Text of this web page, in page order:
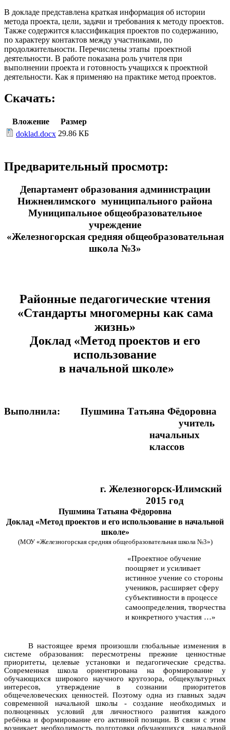
В докладе представлена краткая информация об истории
метода проекта, цели, задачи и требования к методу проектов.
Также содержится классификация проектов по содержанию,
по характеру контактов между участниками, по
продолжительности. Перечислены этапы проектной
деятельности. В работе показана роль учителя при
выполнении проекта и готовность учащихся к проектной
деятельности. Как я применяю на практике метод проектов.
Скачать:
Вложение
Размер
doklad.docx 29.86 КБ
Предварительный просмотр:
Департамент образования администрации
Нижнеилимского муниципального района
Муниципальное общеобразовательное
учреждение
«Железногорская средняя общеобразовательная
школа №3»
Районные педагогические чтения
«Стандарты многомерны как сама
жизнь»
Доклад «Метод проектов и его
использование
в начальной школе»
Выполнила: Пушмина Татьяна Фёдоровна
учитель
начальных
классов
г. Железногорск-Илимский
2015 год
Пушмина Татьяна Фёдоровна
Доклад «Метод проектов и его использование в начальной
школе»
(МОУ «Железногорская средняя общеобразовательная школа №3»)
«Проектное обучение
поощряет и усиливает
истинное учение со стороны
учеников, расширяет сферу
субъективности в процессе
самоопределения, творчества
и конкретного участия …»
В настоящее время произошли глобальные изменения в
системе образования: пересмотрены прежние ценностные
приоритеты, целевые установки и педагогические средства.
Современная школа ориентирована на формирование у
обучающихся широкого научного кругозора, общекультурных
интересов, утверждение в сознании приоритетов
общечеловеческих ценностей. Поэтому одна из главных задач
современной начальной школы - создание необходимых и
полноценных условий для личностного развития каждого
ребёнка и формирование его активной позиции. В связи с этим
возникает необходимость подготовки обучающихся начальной